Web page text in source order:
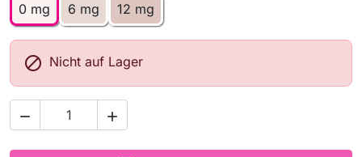
0 mg
6 mg 12 mg
 Nicht auf Lager
 